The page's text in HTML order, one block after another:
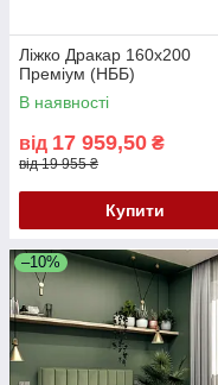
Ліжко Дракар 160х200
Преміум (НББ)
В наявності
від 17 959,50 ₴
від 19 955 ₴
Купити
–10%